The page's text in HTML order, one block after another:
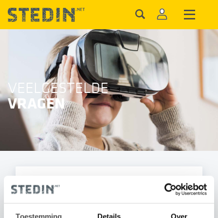
Toestemming Details Over
VEELGESTELDE
VRAGEN
Wat kost het om een extra
meetpunt te realiseren?